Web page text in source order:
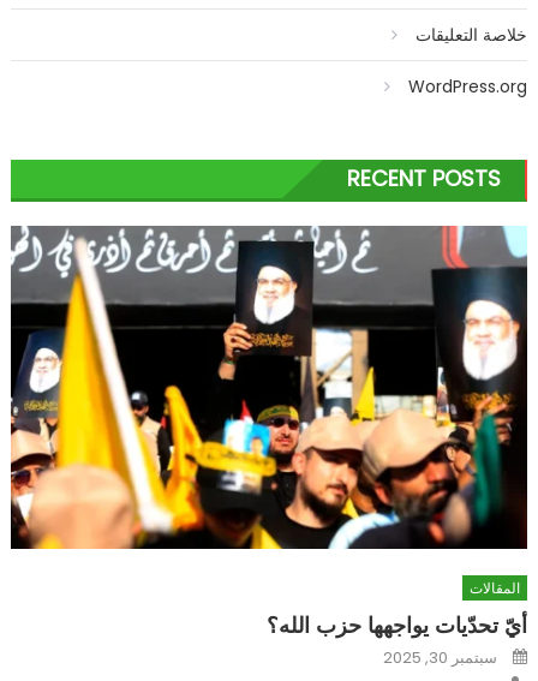
خلاصة التعليقات
WordPress.org
RECENT POSTS
المقالات
أيّ تحدّيات يواجهها حزب الله؟
Posted
onسبتمبر 30, 2025